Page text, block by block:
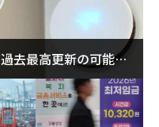
去最高更新の可能性